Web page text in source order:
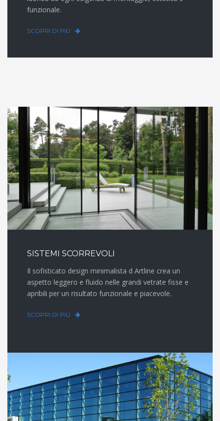
funzionale.
SCOPRI DI PIÙ
SISTEMI SCORREVOLI
Il sofisticato design minimalista d Artline crea un
aspetto leggero e fluido nelle grandi vetrate fisse e
apribili per un risultato funzionale e piacevole.
SCOPRI DI PIÙ